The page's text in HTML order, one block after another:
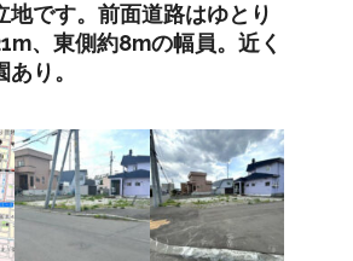
地です。前面道路はゆとり
、東側約8mの幅員。近く
り。